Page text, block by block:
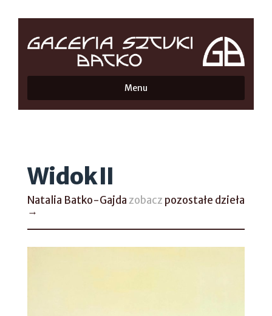
Menu
Widok II
Natalia Batko-Gajdazobacz pozostałe dzieła
→